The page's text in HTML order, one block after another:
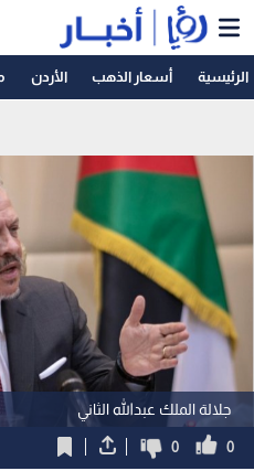
الرئيسية أسعار الذهب الأردن
جلالة الملك عبدالله الثاني
0
0